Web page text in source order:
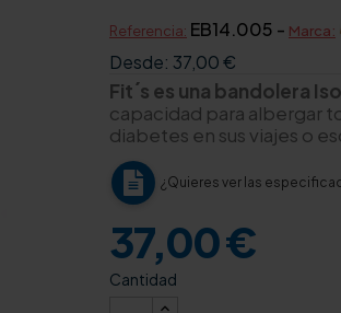
Referencia: EB14.005 - Marca:
Desde: 37,00 €
Fit´s es una bandolera
capacidad para albergar
diabetes en sus viajes o
¿Quieres ver las
37,00 €
Cantidad